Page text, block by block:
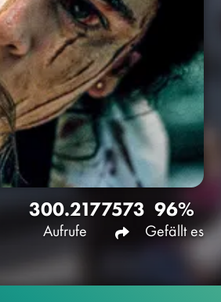
300.217
Aufrufe
7573 96%
Gefällt es